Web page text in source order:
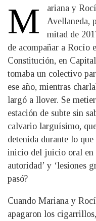
M
ariana y
Avellaneda,
mitad de
de acompañar a Rocío
Constitución, en
tomaba un colectivo
ese año, mientras
largó a llover. Se
estación de subte sin
calvario larguísimo,
detenida durante lo
inicio del juicio oral en
autoridad’ y ‘lesiones
pasó?
Cuando Mariana y
apagaron los